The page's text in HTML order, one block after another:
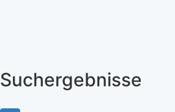
Suchergebnisse